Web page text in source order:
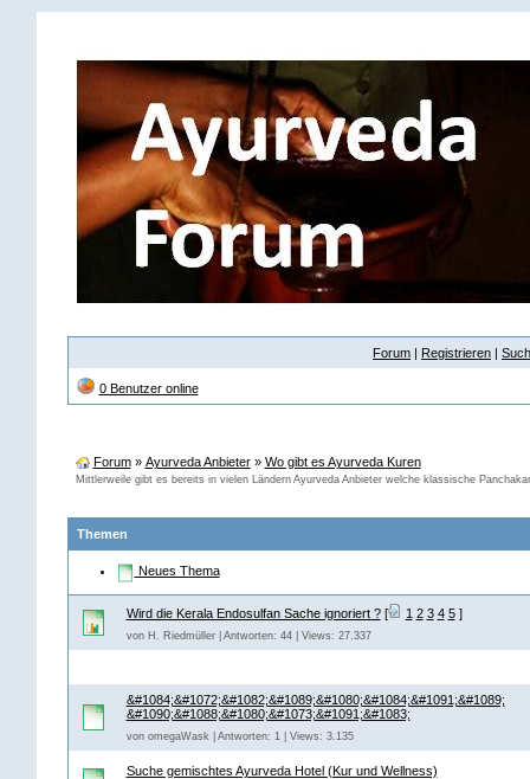
Forum | Registrieren |
0 Benutzer online
Forum» Ayurveda Anbieter» Wo gibt es Ayurveda Kuren
Mittlerweile gibt es bereits in vielen Ländern Ayurveda Anbieter welche klassische
Themen
Neues Thema
Wird die Kerala Endosulfan Sache ignoriert ? [ 1 2 3 4 5]
von H. Riedmüller | Antworten: 44 | Views: 27.337
&#1084;&#1072;&#1082;&#1089;&#1080;&#1084;&#1091;&#1089;
&#1090;&#1088;&#1080;&#1073;&#1091;&#1083;
von omegaWask | Antworten: 1 | Views: 3.135
Suche gemischtes Ayurveda Hotel (Kur und Wellness)